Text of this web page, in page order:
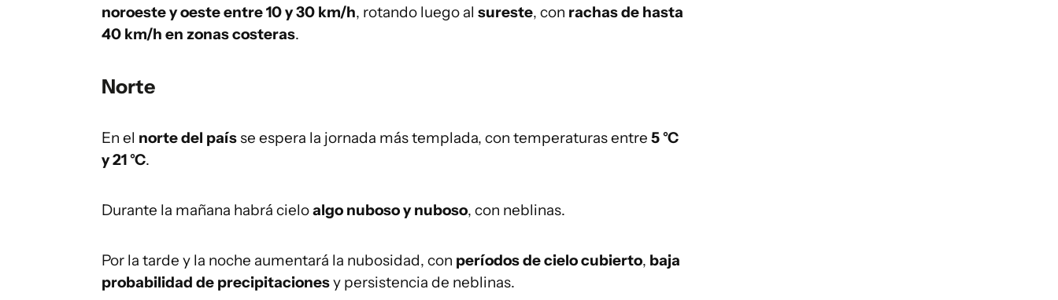
noroeste y oeste entre 10 y 30 km/h, rotando luego al sureste, con rachas de hasta
40 km/h en zonas costeras.
Norte
En el norte del paísse espera la jornada más templada, con temperaturas entre 5 °C
y 21 °C.
Durante la mañana habrá cieloalgo nuboso y nuboso, con neblinas.
Por la tarde y la noche aumentará la nubosidad, con períodos de cielo cubierto, baja
probabilidad de precipitacionesy persistencia de neblinas.